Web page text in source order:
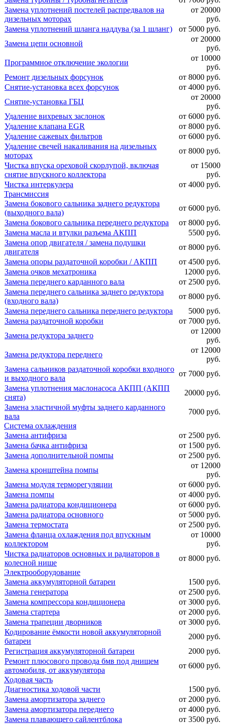
Замена уплотнений постелей распредвалов на
дизельных моторах
от 20000
руб.
Замена уплотнений шланга наддува (за 1 шланг)
от 5000 руб.
Замена цепи основной
от 20000
руб.
Программное отключение экологии
от 10000
руб.
Ремонт дизельных форсунок
от 8000 руб.
Снятие-установка всех форсунок
от 4000 руб.
Снятие-установка ГБЦ
от 20000
руб.
Удаление вихревых заслонок
от 6000 руб.
Удаление клапана EGR
от 8000 руб.
Удаление сажевых фильтров
от 6000 руб.
Удаление свечей накаливания на дизельных
моторах
от 8000 руб.
Чистка впуска ореховой скорлупой, включая
снятие впускного коллектора
от 15000
руб.
Чистка интеркулера
от 4000 руб.
Трансмиссия
Замена бокового сальника заднего редуктора
(выходного вала)
от 6000 руб.
Замена бокового сальника переднего редуктора
от 8000 руб.
Замена масла и втулки разъема АКПП
5500 руб.
Замена опор двигателя / замена подушки
двигателя
от 8000 руб.
Замена опоры раздаточной коробки / АКПП
от 4500 руб.
Замена очков мехатроника
12000 руб.
Замена переднего карданного вала
от 2500 руб.
Замена переднего сальника заднего редуктора
(входного вала)
от 8000 руб.
Замена переднего сальника переднего редуктора
5000 руб.
Замена раздаточной коробки
от 7000 руб.
Замена редуктора заднего
от 12000
руб.
Замена редуктора переднего
от 12000
руб.
Замена сальников раздаточной коробки входного
и выходного вала
от 7000 руб.
Замена уплотнения маслонасоса АКПП (АКПП
снята)
20000 руб.
Замена эластичной муфты заднего карданного
вала
7000 руб.
Система охлаждения
Замена антифриза
от 2500 руб.
Замена бачка антифриза
от 1500 руб.
Замена дополнительной помпы
от 2500 руб.
Замена кронштейна помпы
от 12000
руб.
Замена модуля терморегуляции
от 6000 руб.
Замена помпы
от 4000 руб.
Замена радиатора кондиционера
от 6000 руб.
Замена радиатора основного
от 5000 руб.
Замена термостата
от 2500 руб.
Замена фланца охлаждения под впускным
коллектором
от 10000
руб.
Чистка радиаторов основных и радиаторов в
колесной нише
от 8000 руб.
Электрооборудование
Замена аккумуляторной батареи
1500 руб.
Замена генератора
от 2500 руб.
Замена компрессора кондиционера
от 3000 руб.
Замена стартера
от 2000 руб.
Замена трапеции дворников
от 3000 руб.
Кодирование ёмкости новой аккумуляторной
батареи
2000 руб.
Регистрация аккумуляторной батареи
2000 руб.
Ремонт плюсового провода бмв под днищем
автомобиля, от аккумулятора
от 6000 руб.
Ходовая часть
Диагностика ходовой части
1500 руб.
Замена амортизатора заднего
от 2000 руб.
Замена амортизатора переднего
от 4000 руб.
Замена плавающего сайлентблока
от 3500 руб.